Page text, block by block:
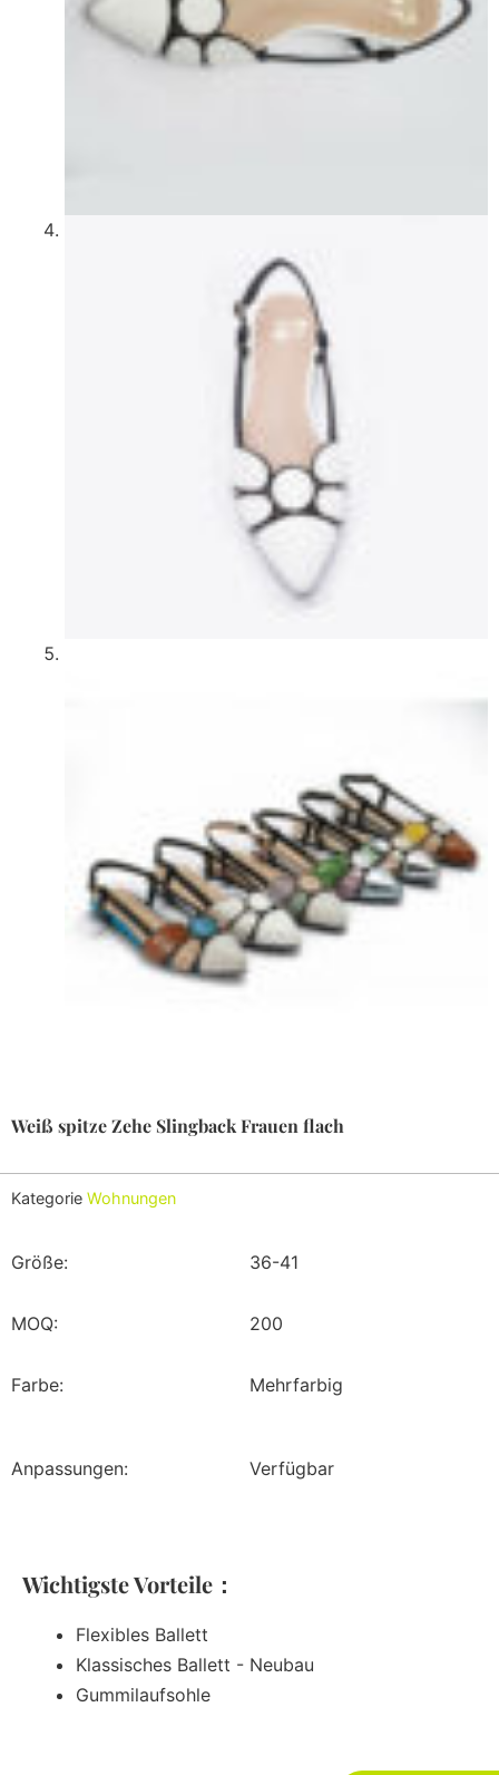
Weiß spitze Zehe Slingback Frauen flach
Kategorie Wohnungen
Größe: 36-41
MOQ: 200
Farbe: Mehrfarbig
Anpassungen: Verfügbar
Wichtigste Vorteile：
Flexibles Ballett
Klassisches Ballett - Neubau
Gummilaufsohle